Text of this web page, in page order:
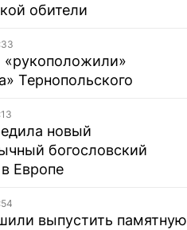
обители
Тернопольского
новый
богословский
Европе
выпустить памятную